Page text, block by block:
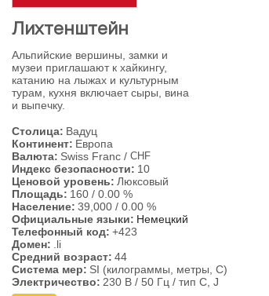
Лихтенштейн
Альпийские вершины, замки и
музеи приглашают к хайкингу,
катанию на лыжах и культурным
турам, кухня включает сыры, вина
и выпечку.
Столица: Вадуц
Континент: Европа
Валюта: Swiss Franc / CHF
Индекс безопасности: 10
Ценовой уровень: Люксовый
Площадь: 160 / 0.00 %
Население: 39,000 / 0.00 %
Официальные языки: Немецкий
Телефонный код: +423
Домен: .li
Средний возраст: 44
Система мер: SI (килограммы, метры, C)
Электричество: 230 В / 50 Гц / тип C, J